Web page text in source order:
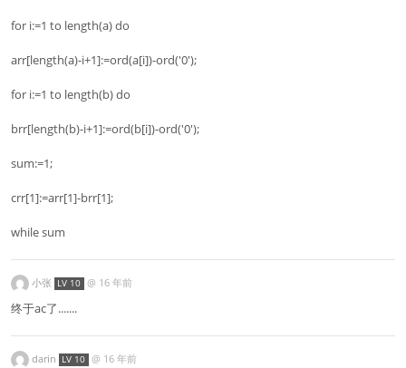
for i:=1 to length(a) do
arr[length(a)-i+1]:=ord(a[i])-ord('0');
for i:=1 to length(b) do
brr[length(b)-i+1]:=ord(b[i])-ord('0');
sum:=1;
crr[1]:=arr[1]-brr[1];
while sum
小张 LV 10 @ 16 年前
终于ac了.......
darin LV 10 @ 16 年前